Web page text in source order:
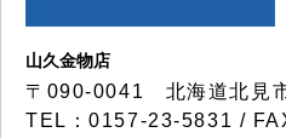
山久金物店
〒090-0041 北海道北見
TEL：0157-23-5831 /